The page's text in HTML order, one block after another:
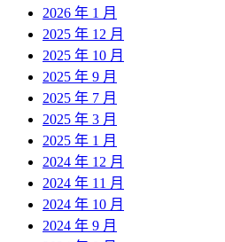
2026 年 1 月
2025 年 12 月
2025 年 10 月
2025 年 9 月
2025 年 7 月
2025 年 3 月
2025 年 1 月
2024 年 12 月
2024 年 11 月
2024 年 10 月
2024 年 9 月